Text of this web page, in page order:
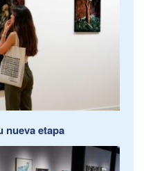
nueva etapa